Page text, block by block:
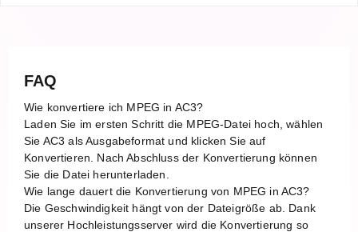
FAQ
Wie konvertiere ich MPEG in AC3?
Laden Sie im ersten Schritt die MPEG-Datei hoch, wählen
Sie AC3 als Ausgabeformat und klicken Sie auf
Konvertieren. Nach Abschluss der Konvertierung können
Sie die Datei herunterladen.
Wie lange dauert die Konvertierung von MPEG in AC3?
Die Geschwindigkeit hängt von der Dateigröße ab. Dank
unserer Hochleistungsserver wird die Konvertierung so